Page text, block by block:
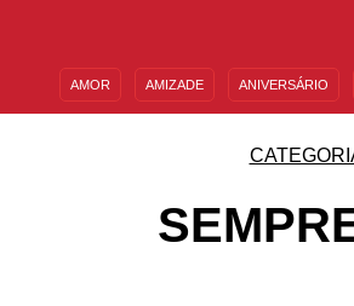
AMOR AMIZADE ANIVERSÁRIO